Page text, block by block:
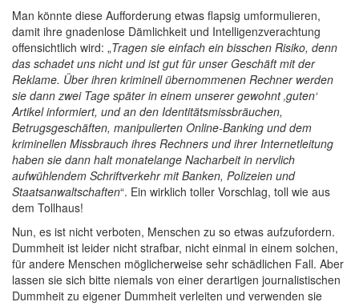
Man könnte diese Aufforderung etwas flapsig umformulieren,
damit ihre gnadenlose Dämlichkeit und Intelligenzverachtung
offensichtlich wird: „Tragen sie einfach ein bisschen Risiko, denn
das schadet uns nicht und ist gut für unser Geschäft mit der
Reklame. Über ihren kriminell übernommenen Rechner werden
sie dann zwei Tage später in einem unserer gewohnt ‚guten‘
Artikel informiert, und an den Identitätsmissbräuchen,
Betrugsgeschäften, manipulierten Online-Banking und dem
kriminellen Missbrauch ihres Rechners und ihrer Internetleitung
haben sie dann halt monatelange Nacharbeit in nervlich
aufwühlendem Schriftverkehr mit Banken, Polizeien und
Staatsanwaltschaften“. Ein wirklich toller Vorschlag, toll wie aus
dem Tollhaus!
Nun, es ist nicht verboten, Menschen zu so etwas aufzufordern.
Dummheit ist leider nicht strafbar, nicht einmal in einem solchen,
für andere Menschen möglicherweise sehr schädlichen Fall. Aber
lassen sie sich bitte niemals von einer derartigen journalistischen
Dummheit zu eigener Dummheit verleiten und verwenden sie